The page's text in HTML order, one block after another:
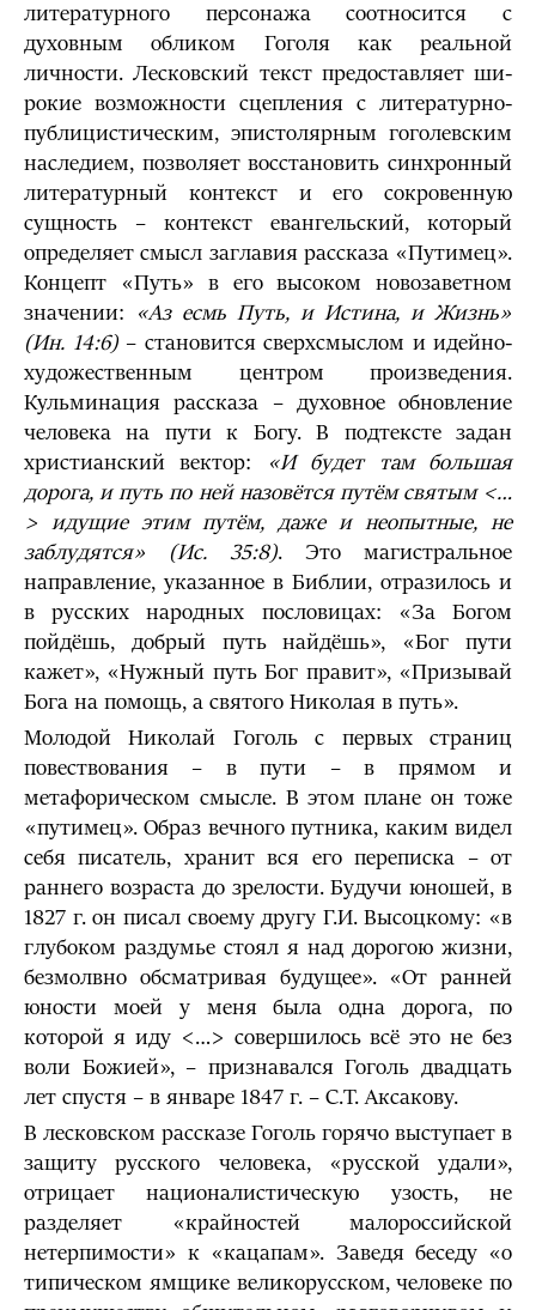
литературного персонажа соотносится с
духовным обликом Гоголя как реальной
личности. Лесковский текст предоставляет ши­
рокие возможности сцепления с литературно-
публицистическим, эпистолярным гого­левским
наследием, позволяет восстановить синхронный
литературный контекст и его сокровенную
сущность – контекст евангельский, который
определяет смысл заглавия рассказа «Путимец».
Концепт «Путь» в его высоком новозаветном
значении:
«Аз есмь Путь, и Истина, и Жизнь»
(Ин. 14:6)– становится сверхсмыслом и идейно-
художественным центром произведения.
Кульминация рассказа – духовное обновление
человека на пути к Богу. В подтексте задан
христианский вектор:
«И будет там большая
дорога, и путь по ней назовётся путём святым <…
> идущие этим путём, даже и неопытные, не
заблудятся»
(Ис. 35:8). Это магистральное
направление, указанное в Библии, отразилось и
в русских народных пословицах: «За Богом
пойдёшь, добрый путь найдёшь», «Бог пути
кажет», «Нужный путь Бог правит», «Призывай
Бога на помощь, а святого Николая в путь».
Молодой Николай Гоголь с первых страниц
повествования – в пути – в прямом и
метафорическом смысле. В этом плане он тоже
«путимец». Образ вечного путника, каким видел
себя писатель, хранит вся его переписка – от
раннего возраста до зрелости. Будучи юношей, в
1827 г. он писал своему другу Г.И. Высоцкому: «в
глубоком раздумье стоял я над дорогою жизни,
безмолвно обсматривая будущее». «От ранней
юности моей у меня была одна дорога, по
которой я иду <…> со­вершилось всё это не без
воли Божией», – признавался Гоголь двадцать
лет спустя – в январе 1847 г. – С.Т. Аксакову.
В лесковском рассказе Гоголь горячо выступает в
защиту русского человека, «русской удали»,
отрицает на­ционалистическую узость, не
разделяет «крайностей малороссийской
нетерпимости» к «кацапам». Заведя беседу «о
типическом ямщике великорусском, человеке по